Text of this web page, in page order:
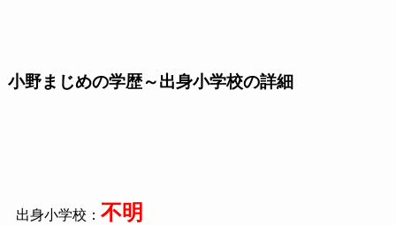
小野まじめの学歴～出身小学校の詳細
出身小学校： 不明